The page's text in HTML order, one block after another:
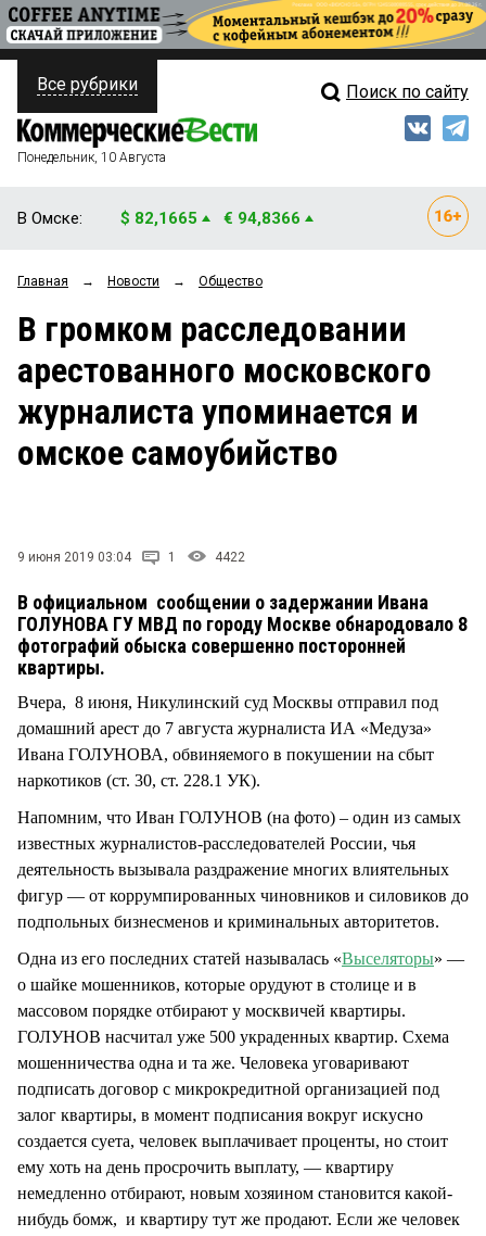
ПОЛИТИКА
ФИНАНСЫ
ОБЩЕСТВО
ЗАКОН
НОВОСТИ КОМПАНИЙ
Свежий выпуск
Рейтинги
Блоги
Архив
Все рубрики Поиск по сайту
Понедельник, 10 Августа
В Омске: $ 82,1665 € 94,8366
Главная → Новости → Общество
В громком расследовании
арестованного московского
журналиста упоминается и
омское самоубийство
9 июня 2019 03:04 1 4422
В официальном сообщении о задержании Ивана
ГОЛУНОВА ГУ МВД по городу Москве обнародовало 8
фотографий обыска совершенно посторонней
квартиры.
Вчера, 8 июня, Никулинский суд Москвы отправил под
домашний арест до 7 августа журналиста ИА «Медуза»
Ивана ГОЛУНОВА, обвиняемого в покушении на сбыт
наркотиков (ст. 30, ст. 228.1 УК).
Напомним, что Иван ГОЛУНОВ (на фото) – один из самых
известных журналистов-расследователей России, чья
деятельность вызывала раздражение многих влиятельных
фигур — от коррумпированных чиновников и силовиков до
подпольных бизнесменов и криминальных авторитетов.
Одна из его последних статей называлась «Выселяторы» —
о шайке мошенников, которые орудуют в столице и в
массовом порядке отбирают у москвичей квартиры.
ГОЛУНОВ насчитал уже 500 украденных квартир. Схема
мошенничества одна и та же. Человека уговаривают
подписать договор с микрокредитной организацией под
залог квартиры, в момент подписания вокруг искусно
создается суета, человек выплачивает проценты, но стоит
ему хоть на день просрочить выплату, — квартиру
немедленно отбирают, новым хозяином становится какой-
нибудь бомж, и квартиру тут же продают. Если же человек